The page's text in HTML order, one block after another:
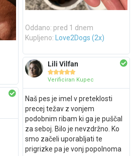
Oddano: pred 1 dnem
Kupljeno:
Love2Dogs (2x)
Lili Vilfan

Verificiran Kupec
Naš pes je imel v preteklosti
precej težav z vonjem
podobnim ribam ki ga je puščal
za seboj. Bilo je nevzdržno. Ko
smo začeli uporabljati te
prigrizke pa je vonj popolnoma